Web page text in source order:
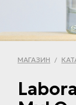
МАГАЗИН /